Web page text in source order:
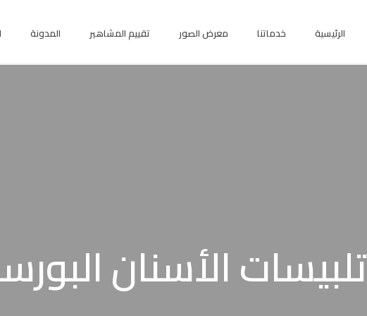
الرئيسية خدماتنا معرض الصور تقييم المشاهير المدونة
تلبيسات الأسنان